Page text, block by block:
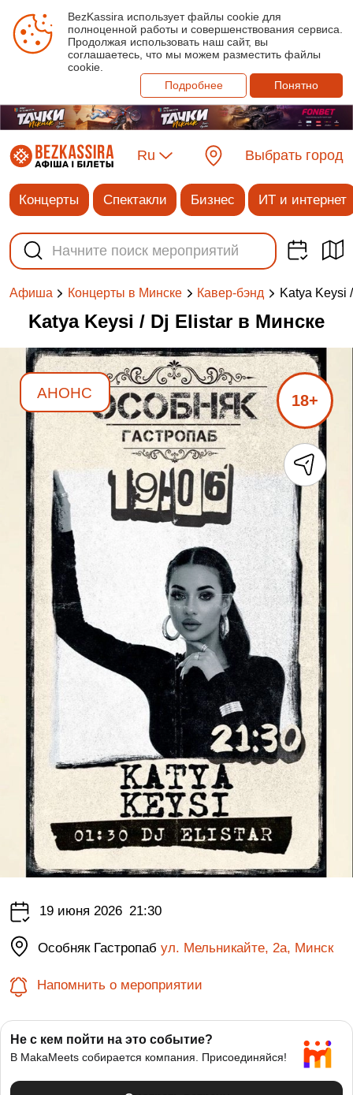
BezKassira использует файлы cookie для
полноценной работы и совершенствования сервиса.
Продолжая использовать наш сайт, вы
соглашаетесь, что мы можем разместить файлы
cookie.
Подробнее
Понятно
Ru Выбрать город
Концерты Спектакли Бизнес ИТ и интернет
Афиша Концерты в Минске Кавер-бэнд Katya Keysi
Katya Keysi / Dj Elistar в Минске
АНОНС 18+
19 июня 2026 21:30
Особняк Гастропабул. Мельникайте, 2а, Минск
Напомнить о мероприятии